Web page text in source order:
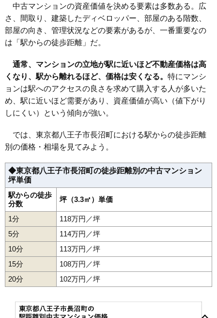
37 打越町 146万円 2,764万円 60.9%
38 4,207万円
39 明神町 140万円
41 下柚木 137万円 3,435万円 37.2%
42 中野山王 137万円 549万円 129.8%
43 134万円 538万円
高尾町 134万円
46 北野町 125万円 1,880万円 75.6%
47 上柚木 122万円
48 元横山町 122万円 1,830万円 108.8%
49
50 片倉町
51
52 叶谷町 114万円
53 狭間町 112万円
54 館町 111万円
55 大和田町 108万円
56 暁町 104万円
58 諏訪町
17 松が谷駅 94万円 1,789万円 44.6%
18 山田駅 77万円 1,227万円 52.4%
19 狭間駅 71万円 1,269万円 60.7%
中古マンションの資産価値を決める要素は多数ある。広
さ、間取り、建築したディベロッパー、部屋のある階数、
部屋の向き、管理状況などの要素があるが、一番重要なの
は「駅からの徒歩距離」だ。
通常、マンションの立地が駅に近いほど不動産価格は高
くなり、駅から離れるほど、価格は安くなる。 特にマンシ
ョンは駅へのアクセスの良さを求めて購入する人が多いた
め、駅に近いほど需要があり、資産価値が高い（値下がり
しにくい）という傾向が強い。
では、東京都八王子市長沼町における駅からの徒歩距離
別の価格・相場を見てみよう。
◆東京都八王子市長沼町の徒歩距離別の中古マンション
坪単価
駅からの徒歩
分数
坪（3.3㎡）単価
1分
118万円／坪
5分
114万円／坪
10分
113万円／坪
15分
108万円／坪
20分
102万円／坪
暁町旭町石川町上野町打越町追分町大塚大谷町大和田町
鹿島片倉町叶谷町上柚木北野台